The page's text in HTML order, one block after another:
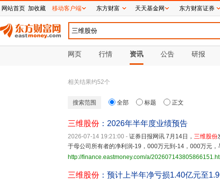
网页 行情 资讯 公告 研报
相关结果约52个
搜索范围 全部 标题 正文
三维股份 ：2026年半年度业绩预告
2026-07-14 19:21:00 - 证券日报网讯 7月14日， 三维股份
于母公司所有者的净利润-19，000万元到-14，000万元
http://finance.eastmoney.com/a/
三维股份 ：预计上半年净亏损1.40亿元至
网站首页 加收藏 移动客户端 东方财富 天天基金网 东方财富证券